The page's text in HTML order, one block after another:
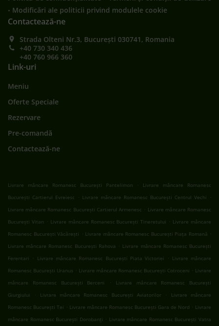
. Modificări ale politicii privind modulele cookie
Contactează-ne
Strada Olteni Nr.3, București 030741, Romania
+40 730 340 436
+40 760 966 360
Link-uri
Meniu
Oferte Speciale
Rezervare
Pre-comandă
Contactează-ne
Livrare mâncare Romanesc București Pantelimon .
Livrare mâncare Romanesc
București Cartierul Evreiesc
. Livrare mâncare Romanesc București Centrul Vechi
.
Livrare mâncare Romanesc București Cartierul Armenesc . Livrare mâncare Romanesc
București Vitan . Livrare mâncare Romanesc București Tineretului . Livrare mâncare
Romanesc București Văcărești . Livrare mâncare Romanesc București Piața Romană .
Livrare mâncare Romanesc București Rahova . Livrare mâncare Romanesc București
Ferentari
. Livrare mâncare Romanesc București Piata Victoriei . Livrare mâncare
Romanesc București Uranus . Livrare mâncare Romanesc București Cotroceni . Livrare
mâncare Romanesc București Berceni
.
Livrare mâncare Romanesc București
Giurgiului
. Livrare mâncare Romanesc București Aviatorilor .
Livrare mâncare
Romanesc București Tei . Livrare mâncare Romanesc București Gara de Nord . Livrare
mâncare Romanesc București Dorobanți . Livrare mâncare Romanesc București Vatra